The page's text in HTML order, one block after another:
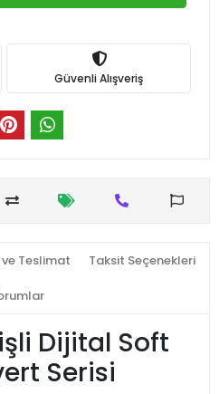
Güvenli Alışveriş
Teslimat Taksit Seçenekleri
Dijital Soft
Serisi